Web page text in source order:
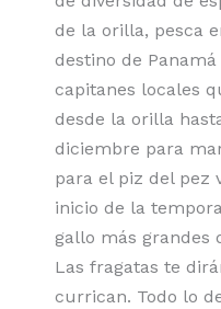
de la orilla, pesca
destino de
capitanes locales
desde la orilla
diciembre para
para el piz del pez
inicio de la
gallo más grandes
Las fragatas te
currican. Todo lo